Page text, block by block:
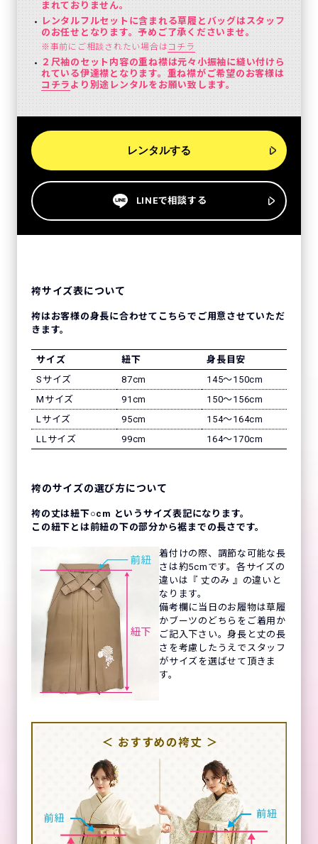
まれておりません。
レンタルフルセットに含まれる草履とバッグはスタッフ
のお任せとなります。予めご了承くださいませ。
※事前にご相談されたい場合はコチラ
２尺袖のセット内容の重ね襟は元々小振袖に縫い付けら
れている伊達襟となります。重ね襟がご希望のお客様は
コチラ より別途レンタルをお願い致します。
レンタルする
LINEで相談する
袴サイズ表について
袴はお客様の身長に合わせてこちらでご用意させていただ
きます。
サイズ 紐下
身長目安
Sサイズ
87cm
145〜150cm
Mサイズ
91cm
150〜156cm
Lサイズ
95cm
154〜164cm
LLサイズ
99cm 164〜170cm
袴のサイズの選び方について
袴の丈は紐下○cm というサイズ表記になります。
この紐下とは前紐の下の部分から裾までの長さです。
着付けの際、調節な可能な長
さは約5cmです。各サイズの
違いは『 丈のみ 』の違いと
なります。
備考欄に当日のお履物は草履
かブーツのどちらをご着用か
ご記入下さい。身長と丈の長
さを考慮したうえでスタッフ
がサイズを選ばせて頂きま
す。